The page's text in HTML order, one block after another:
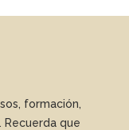
formación,
que